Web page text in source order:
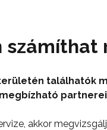
számíthat
találhatók
akkor